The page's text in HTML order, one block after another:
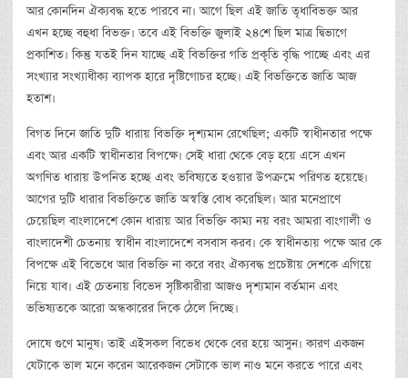
আর কোনদিন ঐক্যবদ্ধ হতে পারবে না। আগে ছিল এই জাতি তৃধাবিভক্ত আর
এখন হচ্ছে বহুধা বিভক্ত। তবে এই বিভক্তি জুলাই ২৪শে ছিল মাত্র দ্বিভাগে
প্রকাশিত। কিন্তু যতই দিন যাচ্ছে এই বিভক্তির গতি প্রকৃতি বৃদ্ধি পাচ্ছে এবং এর
সংখ্যার সংখ্যাধীক্য ব্যাপক হারে দৃষ্টিগোচর হচ্ছে। এই বিভক্তিতে জাতি আজ
হতাশ।
বিগত দিনে জাতি দুটি ধারায় বিভক্তি দৃশ্যমান রেখেছিল; একটি স্বাধীনতার পক্ষে
এবং আর একটি স্বাধীনতার বিপক্ষে। সেই ধারা থেকে বেড় হয়ে এসে এখন
অগণিত ধারায় উপনিত হচ্ছে এবং ভবিষ্যতে হওয়ার উপক্রমে পরিণত হয়েছে।
আগের দুটি ধারার বিভক্তিতে জাতি অস্বস্তি বোধ করেছিল। আর মনেপ্রাণে
চেয়েছিল বাংলাদেশে কোন ধারায় আর বিভক্তি কাম্য নয় বরং আমরা বাংগালী ও
বাংলাদেশী চেতনায় স্বাধীন বাংলাদেশে বসবাস করব। কে স্বাধীনতায় পক্ষে আর কে
বিপক্ষে এই বিভেধে আর বিভক্তি না করে বরং ঐক্যবদ্ধ প্রচেষ্টায় দেশকে এগিয়ে
নিয়ে যাব। এই চেতনায় বিভেদ সৃষ্টিকারীরা আজও দৃশ্যমান বর্তমান এবং
ভভিষ্যতকে আরো অন্ধকারের দিকে ঠেলে দিচ্ছে।
দোষে গুণে মানুষ। তাই এইসকল বিভেধ থেকে বের হয়ে আসুন। কারণ একজন
যেটাকে ভাল মনে করেন আরেকজন সেটাকে ভাল নাও মনে করতে পারে এবং